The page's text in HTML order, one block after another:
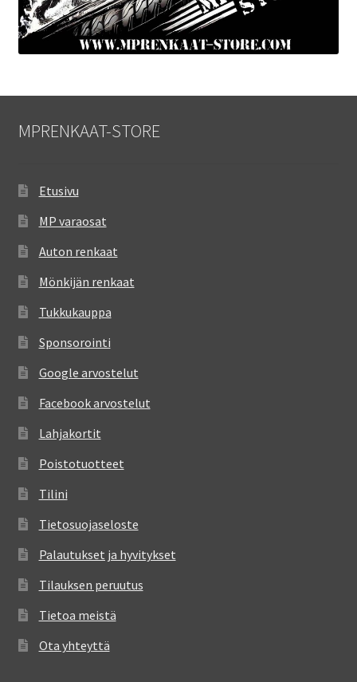
MPRENKAAT-STORE
Etusivu
MP varaosat
Auton renkaat
Mönkijän renkaat
Tukkukauppa
Sponsorointi
Google arvostelut
Facebook arvostelut
Lahjakortit
Poistotuotteet
Tilini
Tietosuojaseloste
Palautukset ja hyvitykset
Tilauksen peruutus
Tietoa meistä
Ota yhteyttä